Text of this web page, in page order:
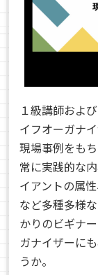
１級講師およ
イフオーガナ
現場事例をも
常に実践的な
イアントの属
など多種多様
かりのビギナ
ガナイザーに
うか。